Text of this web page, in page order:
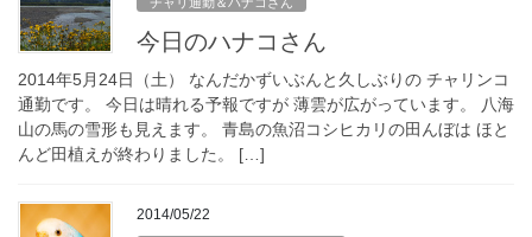
今日のハナコさん
2014年5月24日（土） なんだかずいぶんと久しぶりの チャリンコ
通勤です。 今日は晴れる予報ですが 薄雲が広がっています。 八海
山の馬の雪形も見えます。 青島の魚沼コシヒカリの田んぼは ほと
んど田植えが終わりました。 […]
2014/05/22